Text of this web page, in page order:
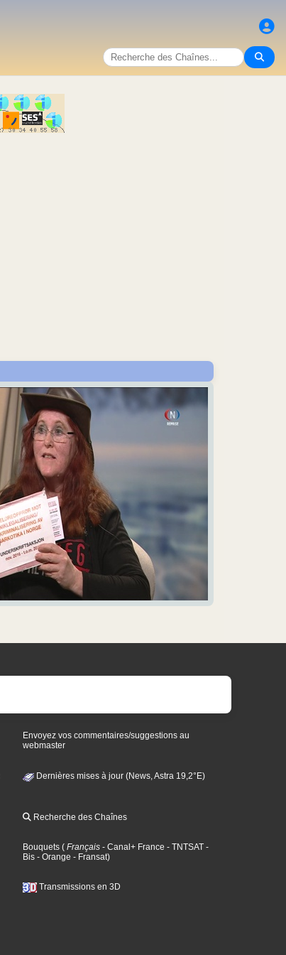
Envoyez vos commentaires/suggestions au
webmaster
Dernières mises à jour (News, Astra 19,2°E)
Recherche des Chaînes
Bouquets ( Français - Canal+ France - TNTSAT -
Bis - Orange - Fransat)
Transmissions en 3D